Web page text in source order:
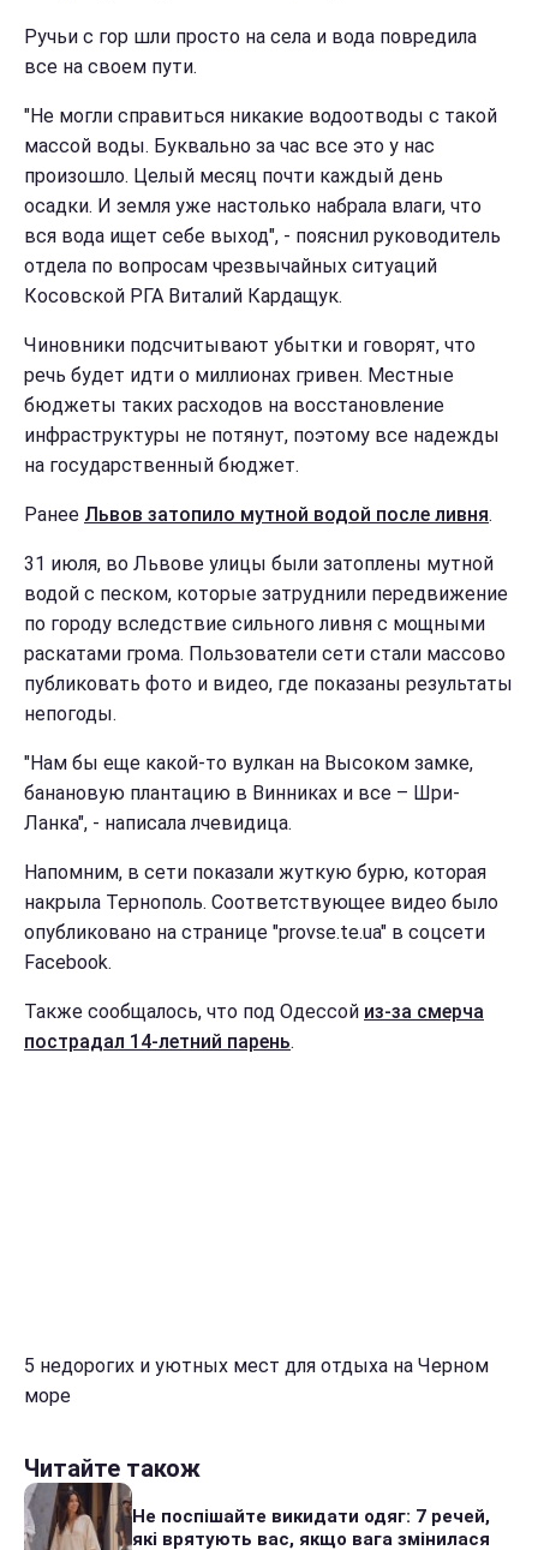
Ручьи с гор шли просто на села и вода повредила
все на своем пути.
"Не могли справиться никакие водоотводы с такой
массой воды. Буквально за час все это у нас
произошло. Целый месяц почти каждый день
осадки. И земля уже настолько набрала влаги, что
вся вода ищет себе выход", - пояснил руководитель
отдела по вопросам чрезвычайных ситуаций
Косовской РГА Виталий Кардащук.
Чиновники подсчитывают убытки и говорят, что
речь будет идти о миллионах гривен. Местные
бюджеты таких расходов на восстановление
инфраструктуры не потянут, поэтому все надежды
на государственный бюджет.
Ранее Львов затопило мутной водой после ливня.
31 июля, во Львове улицы были затоплены мутной
водой с песком, которые затруднили передвижение
по городу вследствие сильного ливня с мощными
раскатами грома. Пользователи сети стали массово
публиковать фото и видео, где показаны результаты
непогоды.
"Нам бы еще какой-то вулкан на Высоком замке,
банановую плантацию в Винниках и все – Шри-
Ланка", - написала лчевидица.
Напомним, в сети показали жуткую бурю, которая
накрыла Тернополь. Соответствующее видео было
опубликовано на странице "provse.te.ua" в соцсети
Facebook.
Также сообщалось, что под Одессой из-за смерча
пострадал 14-летний парень.
5 недорогих и уютных мест для отдыха на Черном
море
Читайте також
Не поспішайте викидати одяг: 7 речей,
які врятують вас, якщо вага змінилася